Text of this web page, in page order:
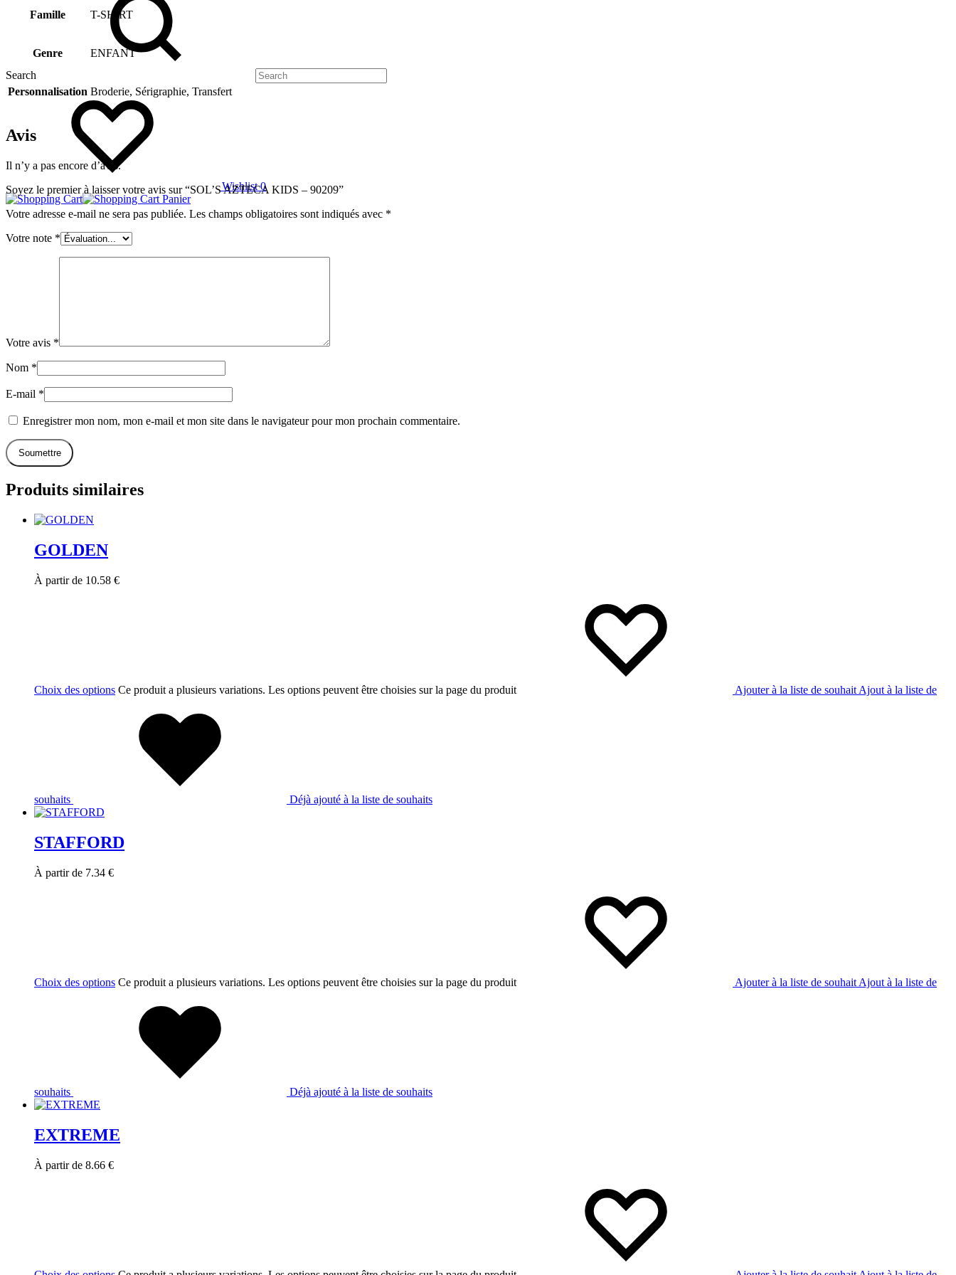
Search
Wishlist 0
Panier
Famille T-SHIRT
Genre ENFANT
Personnalisation Broderie, Sérigraphie, Transfert
Avis
Il n’y a pas encore d’avis.
Soyez le premier à laisser votre avis sur “SOL’S AZTECA KIDS – 90209”
Votre adresse e-mail ne sera pas publiée. Les champs obligatoires sont indiqués avec *
Votre note *
Votre avis *
Nom *
E-mail *
Enregistrer mon nom, mon e-mail et mon site dans le navigateur pour mon prochain commentaire.
Produits similaires
GOLDEN
À partir de 10.58 €
Choix des options Ce produit a plusieurs variations. Les options peuvent être choisies sur la page du produit Ajouter à la liste de souhait Ajout à la liste de
souhaits Déjà ajouté à la liste de souhaits
STAFFORD
À partir de 7.34 €
Choix des options Ce produit a plusieurs variations. Les options peuvent être choisies sur la page du produit Ajouter à la liste de souhait Ajout à la liste de
souhaits Déjà ajouté à la liste de souhaits
EXTREME
À partir de 8.66 €